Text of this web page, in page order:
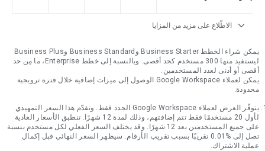
expand_more الاطّلاع على مزيد من المزايا
يمكن شراء الخطط Business Starter وBusiness Standard وBusiness Plus
ليستفيد منها 300 مستخدم كحد أقصى. وبالنسبة إلى خطط Enterprise، ما مِن حد
أقصى أو أدنى لعدد المستخدمين.
يمكن لعملاء Google Workspace الوصول إلى ميزات إضافية خلال فترة ترويجية
محدودة.
يتوفّر العرض لعملاء Google Workspace الجدد فقط. ونقدّم هذا السعر التمهيدي
لأول 20 مستخدمًا فقط تتم إضافتهم، وذلك لمدة 12 شهرًا. تنطبق الأسعار العادية
على جميع المستخدمين بعد 12 شهرًا. وقد يختلف السعر الفعلي لكل مستخدم بنسبة
تصل إلى %0.01 تقريبًا بسبب تقريب الأرقام. سيظهر السعر النهائي قبل إكمال
عملية الاشتراك.